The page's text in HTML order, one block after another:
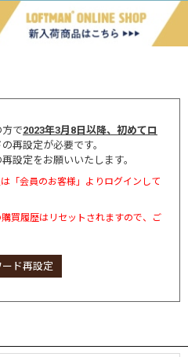
方で2023年3月8日以降、初めてロ
再設定が必要です。
設定をお願いいたします。
「会員のお客様」よりログインして
買履歴はリセットされますので、ご
ド再設定